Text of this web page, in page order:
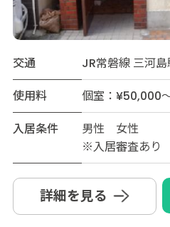
交通
JR常磐線 三河
使用料
個室：¥50,000
入居条件
男性 女性
※入居審査あり
詳細を見る